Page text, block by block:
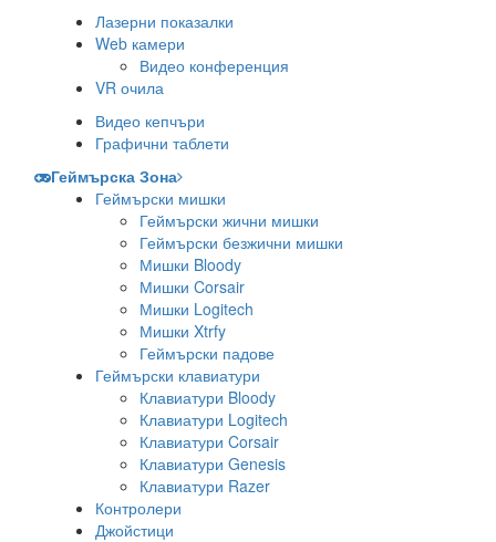
Лазерни показалки
Web камери
Видео конференция
VR очила
Видео кепчъри
Графични таблети
Геймърска Зона
Геймърски мишки
Геймърски жични мишки
Геймърски безжични мишки
Мишки Bloody
Мишки Corsair
Мишки Logitech
Мишки Xtrfy
Геймърски падове
Геймърски клавиатури
Клавиатури Bloody
Клавиатури Logitech
Клавиатури Corsair
Клавиатури Genesis
Клавиатури Razer
Контролери
Джойстици